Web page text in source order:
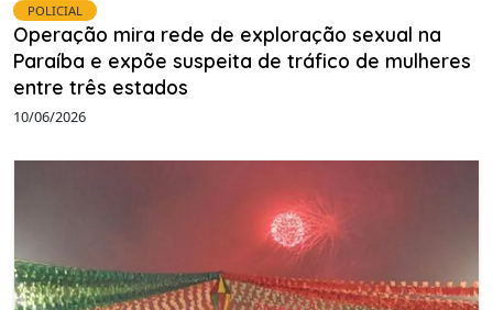
POLICIAL
Operação mira rede de exploração sexual na
Paraíba e expõe suspeita de tráfico de mulheres
entre três estados
10/06/2026